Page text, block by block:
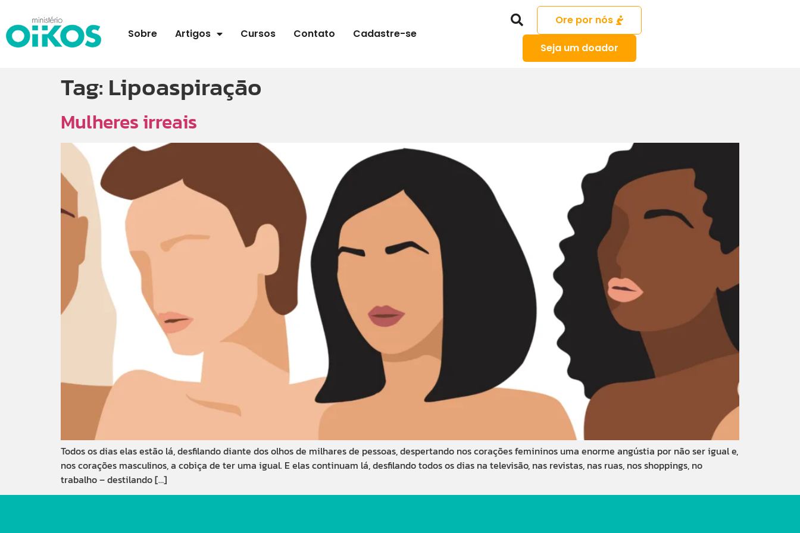
Sobre Artigos Cursos Contato Cadastre-se
Ore por nós
Seja um doador
Tag: Lipoaspiração
Mulheres irreais
Todos os dias elas estão lá, desfilando diante dos olhos de milhares de pessoas, despertando nos corações femininos uma enorme angústia por não ser igual e,
nos corações masculinos, a cobiça de ter uma igual. E elas continuam lá, desfilando todos os dias na televisão, nas revistas, nas ruas, nos shoppings, no
trabalho – destilando […]